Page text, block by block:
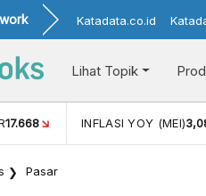
Katadata.co.id
Lihat Topik
17.668 INFLASI YOY (MEI)
Pasar